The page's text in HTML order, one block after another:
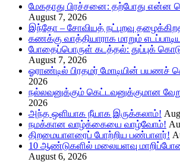
மேகதாது பிரச்சனை: தற்போது என்ன
August 7, 2026
இந்தோ – சோவியத் நட்புறவு
கணக்கு வாத்தியாராக மாறும்
போதைப்பொருள் கடத்தல்: துப்புக்
August 7, 2026
ஓராண்டில் பிரதமர் மோடியின் பயணச்
2026
நல்லவனுக்கும் கெட்டவனுக்குமான
2026
அந்த ஒளியாக நீயாக இருக்கலாம்!
நமக்கான வாழ்க்கையை வாழ்வோம்!
திறமையாளரைப் போற்றிய பண்பாளர்!
10 ஆண்டுகளில் மலையளவு
August 6, 2026